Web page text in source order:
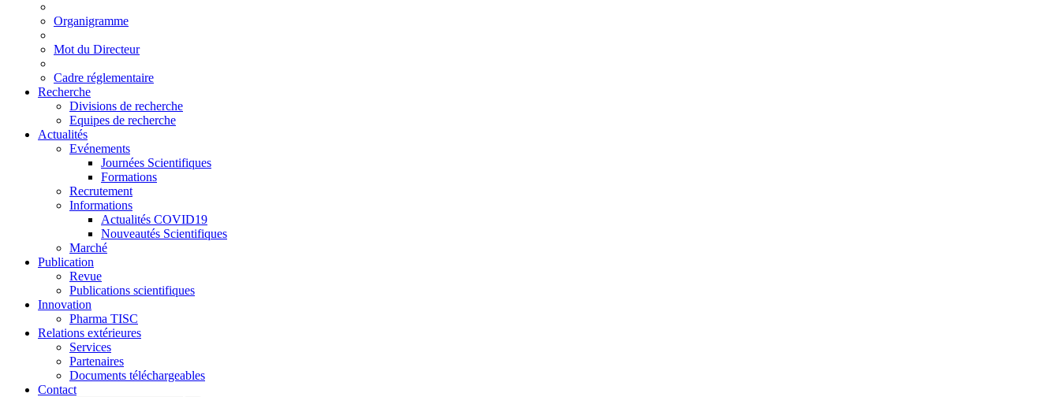
Organigramme
Mot du Directeur
Cadre réglementaire
Recherche
Divisions de recherche
Equipes de recherche
Actualités
Evénements
Journées Scientifiques
Formations
Recrutement
Informations
Actualités COVID19
Nouveautés Scientifiques
Marché
Publication
Revue
Publications scientifiques
Innovation
Pharma TISC
Relations extérieures
Services
Partenaires
Documents téléchargeables
Contact